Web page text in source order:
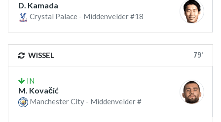
D. Kamada
Crystal Palace - Middenvelder #18
WISSEL 79'
IN
M. Kovačić
Manchester City - Middenvelder #